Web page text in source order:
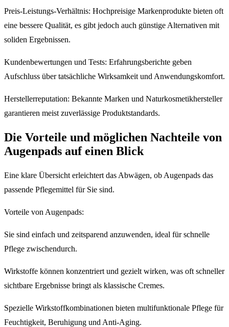
Preis-Leistungs-Verhältnis: Hochpreisige Markenprodukte bieten oft
eine bessere Qualität, es gibt jedoch auch günstige Alternativen mit
soliden Ergebnissen.
Kundenbewertungen und Tests: Erfahrungsberichte geben
Aufschluss über tatsächliche Wirksamkeit und Anwendungskomfort.
Herstellerreputation: Bekannte Marken und Naturkosmetikhersteller
garantieren meist zuverlässige Produktstandards.
Die Vorteile und möglichen Nachteile von
Augenpads auf einen Blick
Eine klare Übersicht erleichtert das Abwägen, ob Augenpads das
passende Pflegemittel für Sie sind.
Vorteile von Augenpads:
Sie sind einfach und zeitsparend anzuwenden, ideal für schnelle
Pflege zwischendurch.
Wirkstoffe können konzentriert und gezielt wirken, was oft schneller
sichtbare Ergebnisse bringt als klassische Cremes.
Spezielle Wirkstoffkombinationen bieten multifunktionale Pflege für
Feuchtigkeit, Beruhigung und Anti-Aging.